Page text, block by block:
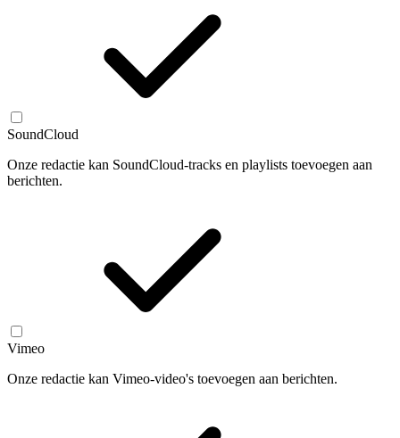
SoundCloud
Onze redactie kan SoundCloud-tracks en playlists toevoegen aan
berichten.
Vimeo
Onze redactie kan Vimeo-video's toevoegen aan berichten.